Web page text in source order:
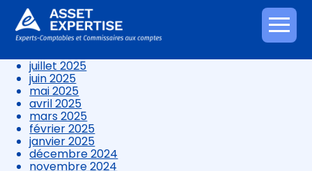
Aller
au
novembre 2025
octobre 2025
septembre 2025
juillet 2025
juin 2025
mai 2025
avril 2025
mars 2025
février 2025
janvier 2025
décembre 2024
novembre 2024